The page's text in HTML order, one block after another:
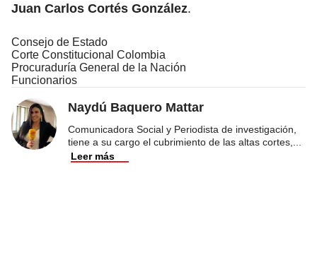
Juan Carlos Cortés González.
Consejo de Estado
Corte Constitucional Colombia
Procuraduría General de la Nación
Funcionarios
Naydú Baquero Mattar
Comunicadora Social y Periodista de investigación,
tiene a su cargo el cubrimiento de las altas cortes,
Leer más